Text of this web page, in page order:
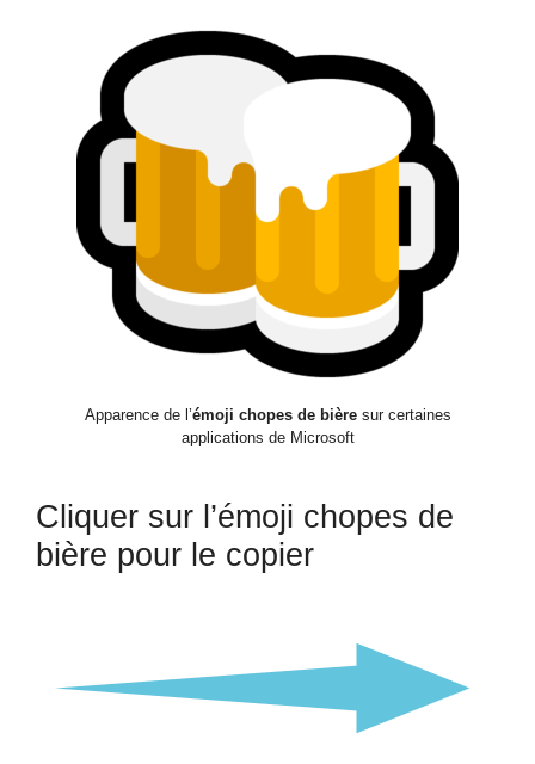
Apparence de l’émoji chopes de bière sur certaines
applications de Microsoft
Cliquer sur l’émoji chopes de
bière pour le copier